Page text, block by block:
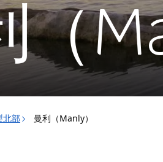
（
北部 曼利（Manly）